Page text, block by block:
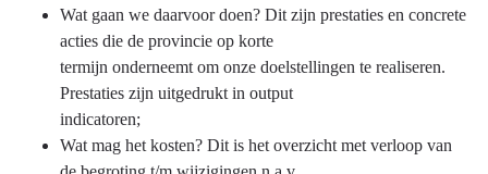
Wat gaan we daarvoor doen? Dit zijn prestaties en concrete
acties die de provincie op korte
termijn onderneemt om onze doelstellingen te realiseren.
Prestaties zijn uitgedrukt in output
indicatoren;
Wat mag het kosten? Dit is het overzicht met verloop van